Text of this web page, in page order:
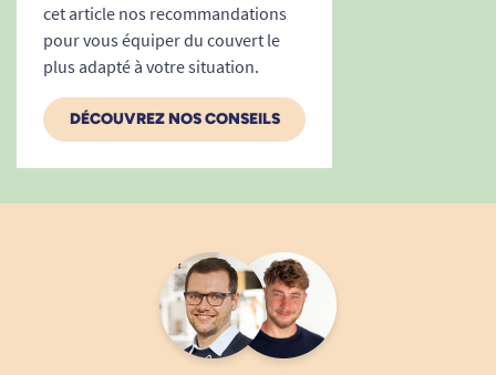
cet article nos recommandations
pour vous équiper du couvert le
plus adapté à votre situation.
DÉCOUVREZ NOS CONSEILS